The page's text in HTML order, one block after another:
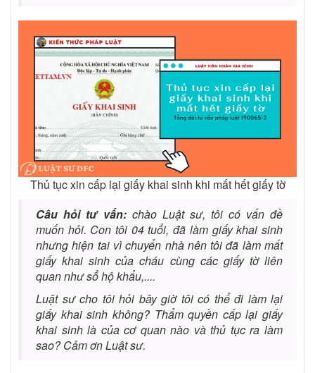
Thủ tục xin cấp lại giấy khai sinh khi mất hết giấy tờ
Câu hỏi tư vấn: chào Luật sư, tôi có vấn đề
muốn hỏi. Con tôi 04 tuổi, đã làm giấy khai sinh
nhưng hiện tai vì chuyển nhà nên tôi đã làm mất
giấy khai sinh của cháu cùng các giấy tờ liên
quan như sổ hộ khẩu,....
Luật sư cho tôi hỏi bây giờ tôi có thể đi làm lại
giấy khai sinh không? Thẩm quyền cấp lại giấy
khai sinh là của cơ quan nào và thủ tục ra làm
sao? Cảm ơn Luật sư.